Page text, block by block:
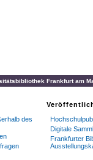
Frankfurt am
des
Digitale
Frankfurter